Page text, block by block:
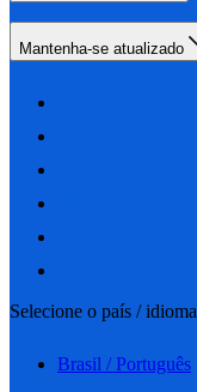
Mantenha-se atualizado
Selecione o país / idioma
Brasil / Português